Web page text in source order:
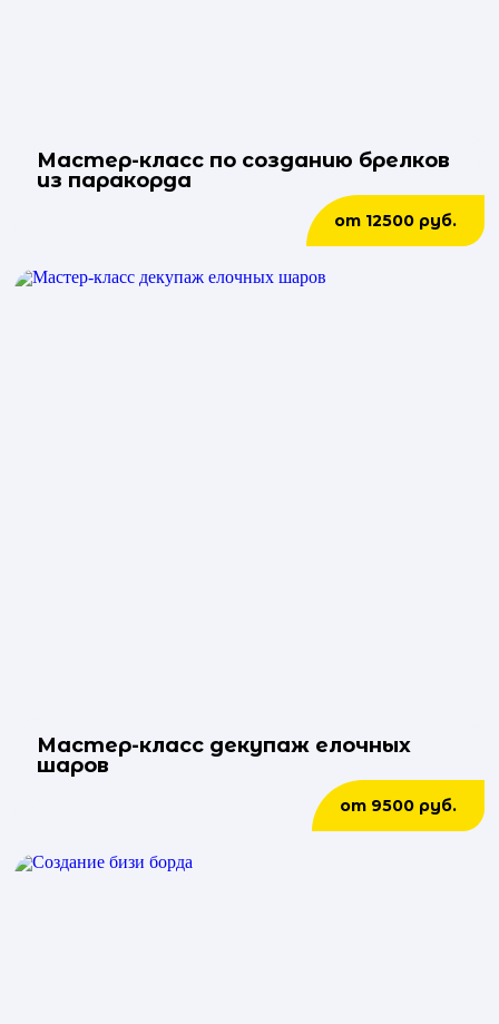
Мастер-класс по созданию брелков
из паракорда
от 12500 руб.
Мастер-класс декупаж елочных
шаров
от 9500 руб.